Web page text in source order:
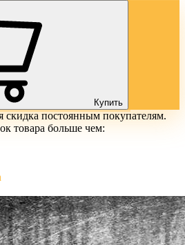
Купить
скидка постоянным покупателям.
товара больше чем: